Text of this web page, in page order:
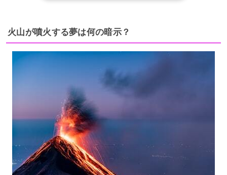
火山が噴火する夢は何の暗示？